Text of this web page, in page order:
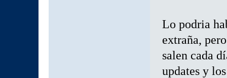
Lo podria
extraña,
salen cada
updates y